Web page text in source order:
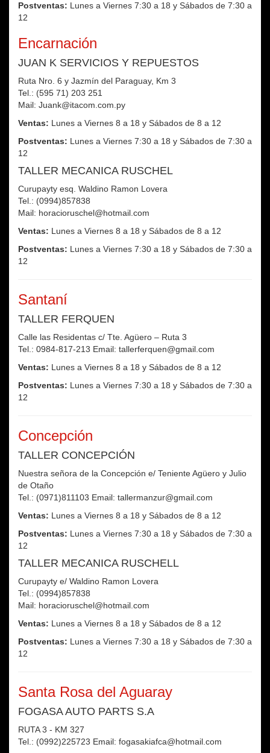
Postventas: Lunes a Viernes 7:30 a 18 y Sábados de 7:30 a
12
Encarnación
JUAN K SERVICIOS Y REPUESTOS
Ruta Nro. 6 y Jazmín del Paraguay, Km 3
Tel.: (595 71) 203 251
Mail: Juank@itacom.com.py
Ventas: Lunes a Viernes 8 a 18 y Sábados de 8 a 12
Postventas: Lunes a Viernes 7:30 a 18 y Sábados de 7:30 a
12
TALLER MECANICA RUSCHEL
Curupayty esq. Waldino Ramon Lovera
Tel.: (0994)857838
Mail: horacioruschel@hotmail.com
Ventas: Lunes a Viernes 8 a 18 y Sábados de 8 a 12
Postventas: Lunes a Viernes 7:30 a 18 y Sábados de 7:30 a
12
Santaní
TALLER FERQUEN
Calle las Residentas c/ Tte. Agüero – Ruta 3
Tel.: 0984-817-213 Email: tallerferquen@gmail.com
Ventas: Lunes a Viernes 8 a 18 y Sábados de 8 a 12
Postventas: Lunes a Viernes 7:30 a 18 y Sábados de 7:30 a
12
Concepción
TALLER CONCEPCIÓN
Nuestra señora de la Concepción e/ Teniente Agüero y Julio
de Otaño
Tel.: (0971)811103 Email: tallermanzur@gmail.com
Ventas: Lunes a Viernes 8 a 18 y Sábados de 8 a 12
Postventas: Lunes a Viernes 7:30 a 18 y Sábados de 7:30 a
12
TALLER MECANICA RUSCHELL
Curupayty e/ Waldino Ramon Lovera
Tel.: (0994)857838
Mail: horacioruschel@hotmail.com
Ventas: Lunes a Viernes 8 a 18 y Sábados de 8 a 12
Postventas: Lunes a Viernes 7:30 a 18 y Sábados de 7:30 a
12
Santa Rosa del Aguaray
FOGASA AUTO PARTS S.A
RUTA 3 - KM 327
Tel.: (0992)225723 Email: fogasakiafca@hotmail.com